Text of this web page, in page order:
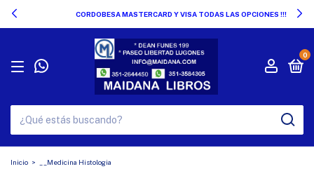
CORDOBESA MASTERCARD Y VISA TODAS LAS OPCIONES !!!
0
Inicio > __Medicina Histologia